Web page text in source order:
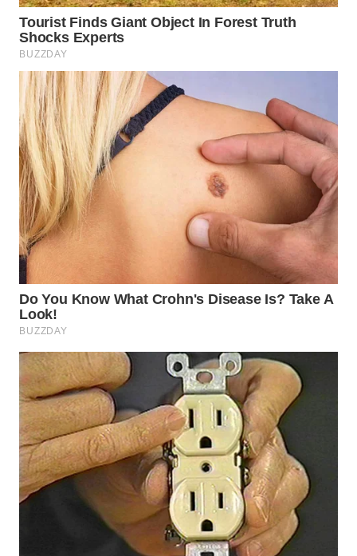
TINGGI
WN
WN
KARAWANG
WN
BEKASI
WN
BOGOR
WN
DEPOK
TAPANULI
UTARA
WN
SAMOSIR
WN
PADANG